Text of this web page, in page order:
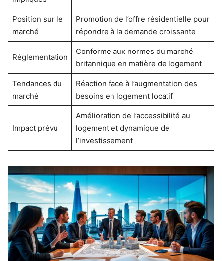
Position sur le
marché
Promotion de l’offre résidentielle pour
répondre à la demande croissante
Réglementation
Conforme aux normes du marché
britannique en matière de logement
Tendances du
marché
Réaction face à l’augmentation des
besoins en logement locatif
Impact prévu
Amélioration de l’accessibilité au
logement et dynamique de
l’investissement